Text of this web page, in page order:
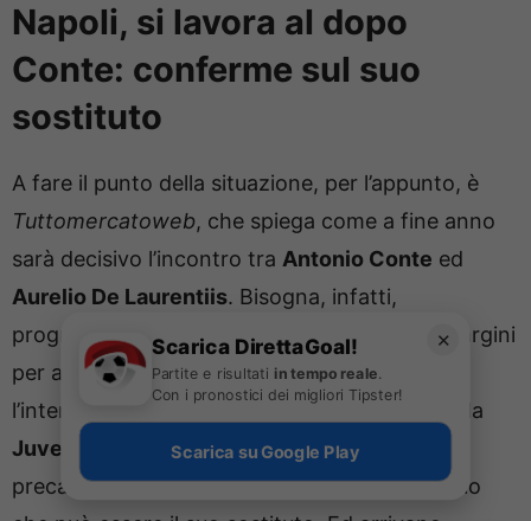
Napoli, si lavora al dopo
Conte: conferme sul suo
sostituto
A fare il punto della situazione, per l’appunto, è
Tuttomercatoweb, che spiega come a fine anno
sarà decisivo l’incontro tra Antonio Conte ed
Aurelio De Laurentiis. Bisogna, infatti,
programmare il futuro e capire se ci sono i margini
per andare avanti insieme nonostante
l’interessamento a dir poco forte da parte della
Juventus
. Il presidente delNapoli, in via
precauzionale, ha però messo nel mirino quello
✕
Scarica DirettaGoal!
Partite e risultati in tempo reale.
Con i pronostici dei migliori Tipster!
Scarica su Google Play